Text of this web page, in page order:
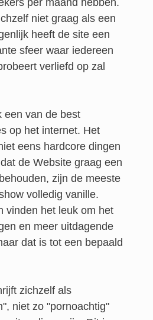
per maand hebben.
niet graag als een
heeft de site een
sfeer waar iedereen
verliefd op zal
een van de best
op het internet. Het
eens hardcore dingen
de Website graag een
zijn de meeste
volledig vanille.
vinden het leuk om het
en meer uitdagende
dat is tot een bepaald
zichzelf als
niet zo "pornoachtig"